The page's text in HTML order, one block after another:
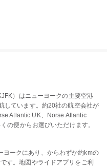
）はニューヨークの主要空港
しています。約20社の航空会社が
Atlantic UK、Norse Atlantic
の便からお選びいただけます。
ヨークにあり、からわずか約kmの
す。地図やライドアプリをご利